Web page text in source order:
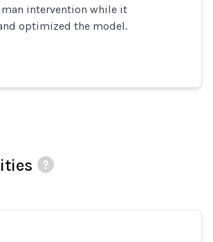
intervention while it
optimized the model.